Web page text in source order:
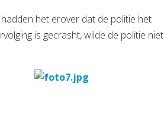
het erover dat de politie het
is gecrasht, wilde de politie niet